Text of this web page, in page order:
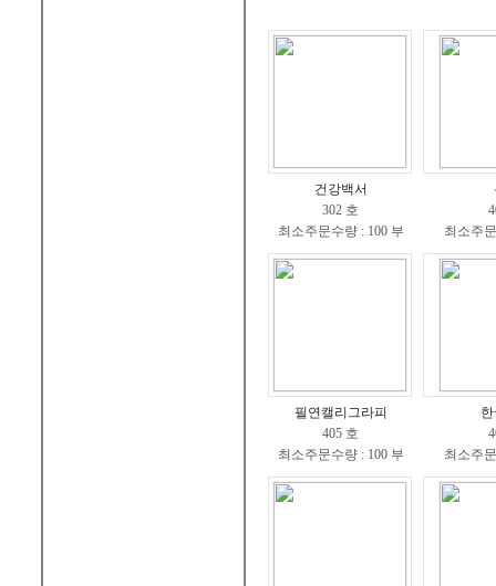
건강백서
302 호
최소주문수량 : 100 부
최소주
필연캘리그라피
405 호
최소주문수량 : 100 부
최소주